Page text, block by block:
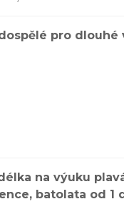
pro
na výuku
batolata od 1